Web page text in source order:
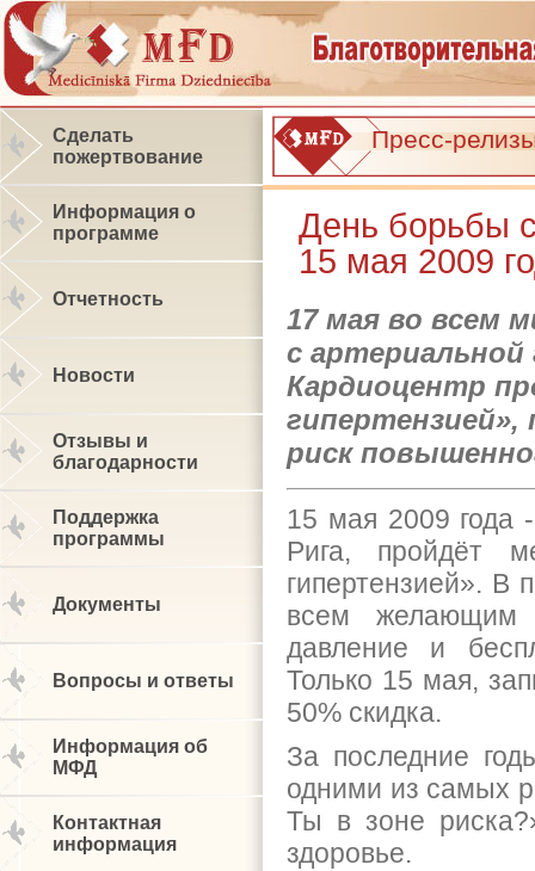
Сделать
пожертвование
Информация о
программе
Отчетность
Новости
Отзывы и
благодарности
Поддержка
программы
Документы
Вопросы и ответы
Информация об
МФД
Контактная
информация
Пресс-
День борьбы
15 мая 2009
17 мая во всем
с
Кардиоцентр
риск
15 мая 2009 года
Рига, пройдёт
гипертензией».
всем желающим
давление и
Только 15 мая,
50% скидка.
За последние
одними из самых
Ты в зоне
здоровье.